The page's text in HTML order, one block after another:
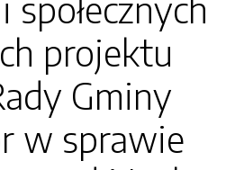
projektu
Gminy
w sprawie